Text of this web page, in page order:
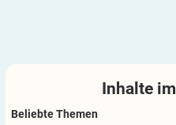
Inhalte im
Beliebte Themen